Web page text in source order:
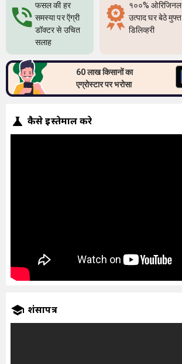
फसल की हर
समस्या पर ऍग्री
डॉक्टर से उचित
सलाह
१००% ओरिजिनल
उत्पाद घर बेठे मुफ्त
डिलिव्हरी
60 लाख किसानों का
एग्रोस्टार पर भरोसा
कैसे इस्तेमाल करे
प्रशंसापत्र